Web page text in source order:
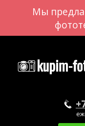
Мы